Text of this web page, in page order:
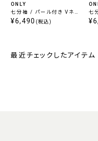
ONLY
七分袖 / パール付き Vネッ
ク ブラウス ネイビー
¥6,490 (税込)
七
イ
最近チェックしたアイテム